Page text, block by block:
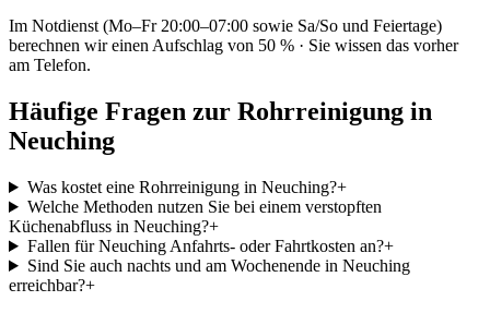
Im Notdienst (Mo–Fr 20:00–07:00 sowie Sa/So und Feiertage)
berechnen wir einen Aufschlag von 50 % · Sie wissen das vorher
am Telefon.
Häufige Fragen zur Rohrreinigung in
Neuching
Was kostet eine Rohrreinigung in Neuching?+
Welche Methoden nutzen Sie bei einem verstopften
Küchenabfluss in Neuching?+
Fallen für Neuching Anfahrts- oder Fahrtkosten an?+
Sind Sie auch nachts und am Wochenende in Neuching
erreichbar?+